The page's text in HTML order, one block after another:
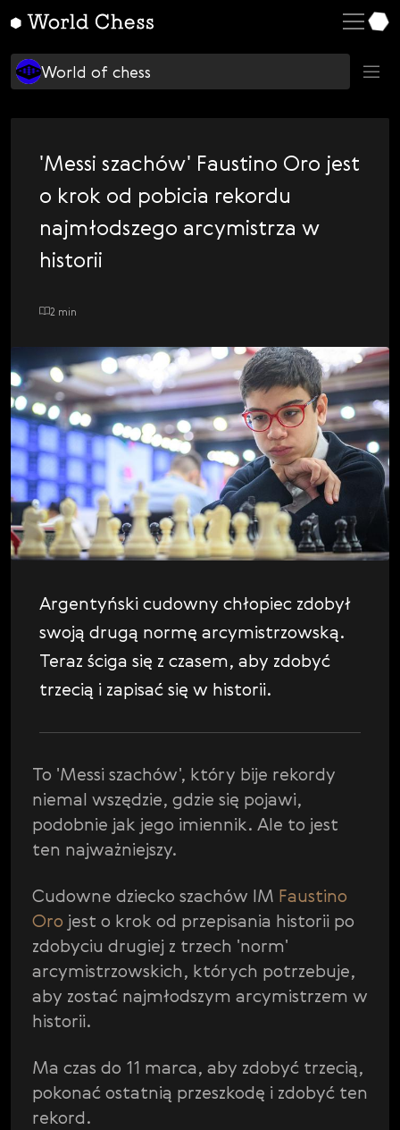
World of chess
World of chess
Learning chess
Chess Culture
Chess Politics
Design
Ian Nepo
I Inside World Chess
M Magnus Carlsen
P Platform Updates
S Scandals
S Shopping
T The Poll
T Tournaments
Video
Vladimir Kramnik
World Chess Championship
'Messi szachów' Faustino Oro jest
o krok od pobicia rekordu
najmłodszego arcymistrza w
historii
2 min
Argentyński cudowny chłopiec zdobył
swoją drugą normę arcymistrzowską.
Teraz ściga się z czasem, aby zdobyć
trzecią i zapisać się w historii.
To 'Messi szachów', który bije rekordy
niemal wszędzie, gdzie się pojawi,
podobnie jak jego imiennik. Ale to jest
ten najważniejszy.
Cudowne dziecko szachów IM Faustino
Oro jest o krok od przepisania historii po
zdobyciu drugiej z trzech 'norm'
arcymistrzowskich, których potrzebuje,
aby zostać najmłodszym arcymistrzem w
historii.
Ma czas do 11 marca, aby zdobyć trzecią,
pokonać ostatnią przeszkodę i zdobyć ten
rekord.
English
Deutsch
Español
Italiano
Қазақша
Русский
Français
Nederlands
Polski
Українська
Čeština
Svenska
Română
Tiếng Việt
日本語